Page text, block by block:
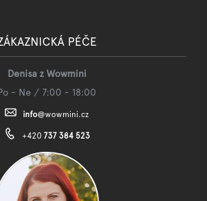
PÉČE
Denisa z Wowmini
- Ne / 7:00 - 18:00
info@wowmini.cz
+420 737 384 523